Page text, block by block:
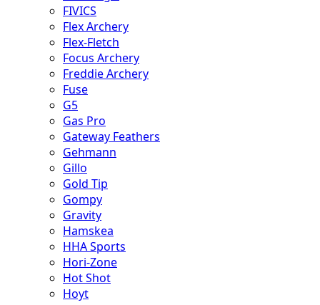
FIVICS
Flex Archery
Flex-Fletch
Focus Archery
Freddie Archery
Fuse
G5
Gas Pro
Gateway Feathers
Gehmann
Gillo
Gold Tip
Gompy
Gravity
Hamskea
HHA Sports
Hori-Zone
Hot Shot
Hoyt